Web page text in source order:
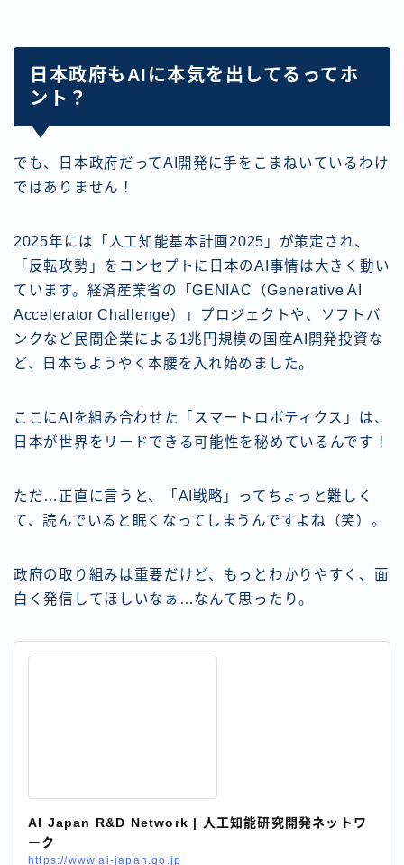
日本政府もAIに本気を出してるってホ
ント？
でも、日本政府だってAI開発に手をこまねいているわけ
ではありません！
2025年には「人工知能基本計画2025」が策定され、
「反転攻勢」をコンセプトに日本のAI事情は大きく動い
ています。経済産業省の「GENIAC（Generative AI
Accelerator Challenge）」プロジェクトや、ソフトバ
ンクなど民間企業による1兆円規模の国産AI開発投資な
ど、日本もようやく本腰を入れ始めました。
ここにAIを組み合わせた「スマートロボティクス」は、
日本が世界をリードできる可能性を秘めているんです！
ただ…正直に言うと、「AI戦略」ってちょっと難しく
て、読んでいると眠くなってしまうんですよね（笑）。
政府の取り組みは重要だけど、もっとわかりやすく、面
白く発信してほしいなぁ…なんて思ったり。
AI Japan R&D Network | 人工知能研究開発ネットワ
ーク
https://www.ai-japan.go.jp